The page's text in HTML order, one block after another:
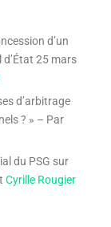
d’un
25 mars
d’arbitrage
? » – Par
du PSG sur
Cyrille Rougier